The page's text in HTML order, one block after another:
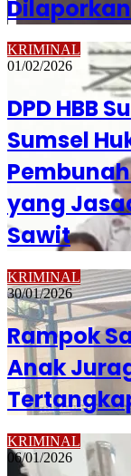
KRIMINAL
01/02/2026
DPD HBB
Sumsel
yang
Sawit
KRIMINAL
30/01/2026
Rampok
Anak
KRIMINAL
06/01/2026